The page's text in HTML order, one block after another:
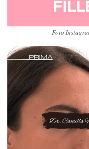
Foto